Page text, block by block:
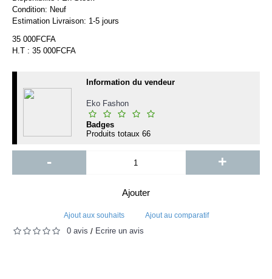
Condition: Neuf
Estimation Livraison: 1-5 jours
35 000FCFA
H.T : 35 000FCFA
Information du vendeur
Eko Fashon
Badges
Produits totaux 66
- +
Ajouter
Ajout aux souhaits Ajout au comparatif
0 avis / Écrire un avis